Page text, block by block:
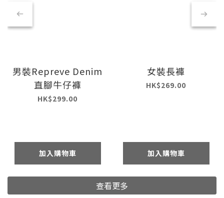
男裝Repreve Denim
直腳牛仔褲
HK$299.00
加入購物車
女裝長褲
HK$269.00
加入購物車
查看更多